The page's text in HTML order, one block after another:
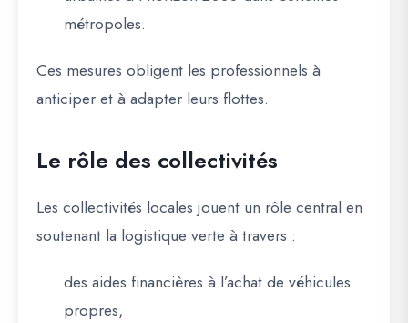
métropoles.
Ces mesures obligent les professionnels à
anticiper et à adapter leurs flottes.
Le rôle des collectivités
Les collectivités locales jouent un rôle central en
soutenant la logistique verte à travers :
des aides financières à l’achat de véhicules
propres,